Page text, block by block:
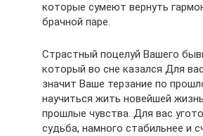
которые сумеют вернуть
брачной паре.
Страстный поцелуй Вашего
который во сне казался Для
значит Ваше терзание по
научиться жить новейшей
прошлые чувства. Для вас
судьба, намного стабильнее и